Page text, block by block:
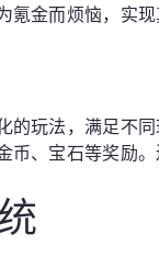
氪金而烦恼，实现
的玩法，满足不
币、宝石等奖励